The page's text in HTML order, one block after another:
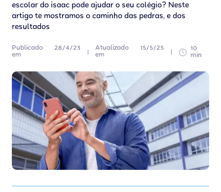
escolar do isaac pode ajudar o seu colégio? Neste
artigo te mostramos o caminho das pedras, e dos
resultados
Publicado
em
28/4/23
Atualizado
em
15/5/25
10
min